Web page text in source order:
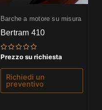
Barche a motore su misura
Bertram 410
Valutato
su
Prezzo su richiesta
Richiedi un
preventivo